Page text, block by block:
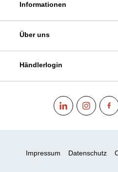
Informationen
Über uns
Händlerlogin
Impressum Datenschutz